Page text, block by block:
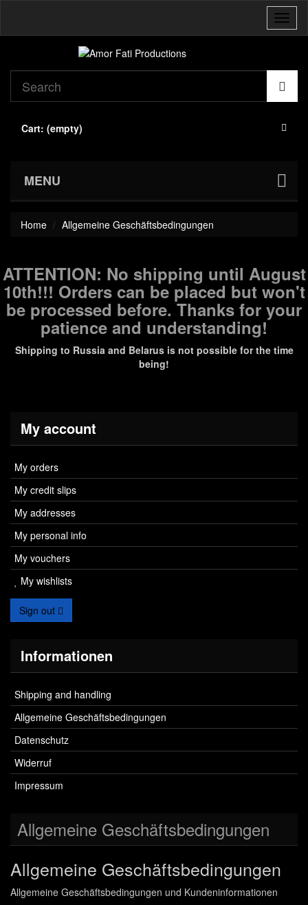
Cart: (empty)
MENU
Home Allgemeine Geschäftsbedingungen
ATTENTION: No shipping until August
10th!!! Orders can be placed but won't
be processed before. Thanks for your
patience and understanding!
Shipping to Russia and Belarus is not possible for the time
being!
My account
My orders
My credit slips
My addresses
My personal info
My vouchers
My wishlists
Sign out
Informationen
Shipping and handling
Allgemeine Geschäftsbedingungen
Datenschutz
Widerruf
Impressum
Allgemeine Geschäftsbedingungen
Allgemeine Geschäftsbedingungen
Allgemeine Geschäftsbedingungen und Kundeninformationen